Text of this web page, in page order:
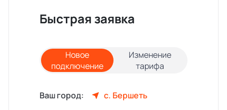
Быстрая заявка
Новое
подключение
Изменение
тарифа
Ваш город: с. Бершеть